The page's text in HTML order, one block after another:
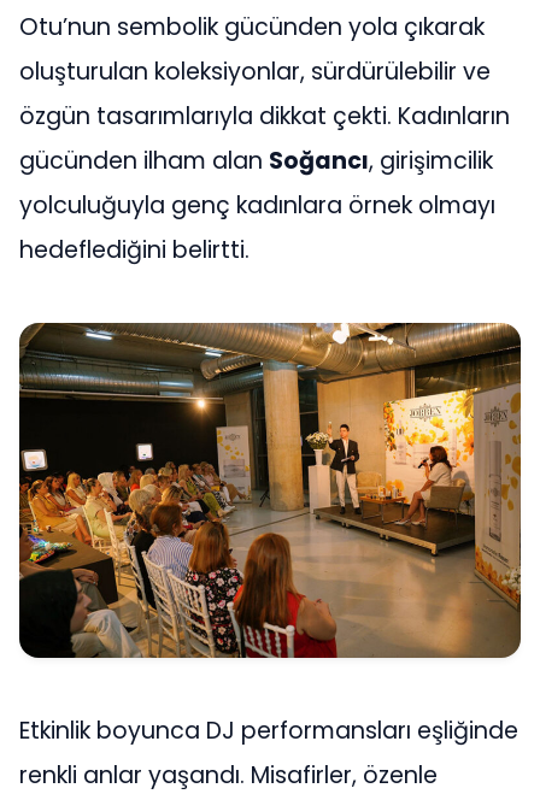
Otu’nun sembolik gücünden yola çıkarak
oluşturulan koleksiyonlar, sürdürülebilir ve
özgün tasarımlarıyla dikkat çekti. Kadınların
gücünden ilham alan Soğancı, girişimcilik
yolculuğuyla genç kadınlara örnek olmayı
hedeflediğini belirtti.
Etkinlik boyunca DJ performansları eşliğinde
renkli anlar yaşandı. Misafirler, özenle